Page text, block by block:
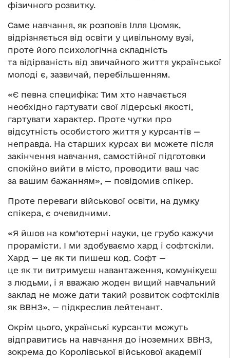
фізичного розвитку.
Саме навчання, як розповів Ілля Цюмяк,
відрізняється від освіти у цивільному вузі,
проте його психологічна складність
та відірваність від звичайного життя української
молоді є, зазвичай, перебільшенням.
«Є певна специфіка: Тим хто навчається
необхідно гартувати свої лідерські якості,
гартувати характер. Проте чутки про
відсутність особистого життя у курсантів —
неправда. На старших курсах ви можете після
закінчення навчання, самостійної підготовки
спокійно вийти в місто, проводити ваш час
за вашим бажанням», — повідомив спікер.
Проте переваги військової освіти, на думку
спікера, є очевидними.
«Я йшов на ком’ютерні науки, це грубо кажучи
прорамісти. І ми здобуваємо хард і софтскіли.
Хард — це як ти пишеш код. Софт —
це як ти витримуєш навантаження, комунікуєш
з людьми, і я вважаю жоден вищий навчальний
заклад не може дати такий розвиток софтскілів
як ВВНЗ», — підкреслив лейтенант.
Окрім цього, українські курсанти можуть
відправитись на навчання до іноземних ВВНЗ,
зокрема до Королівської військової академії